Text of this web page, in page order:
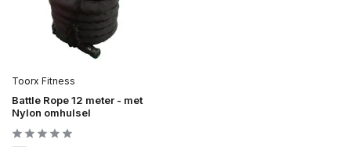
Toorx Fitness
Battle Rope 12 meter - met
Nylon omhulsel